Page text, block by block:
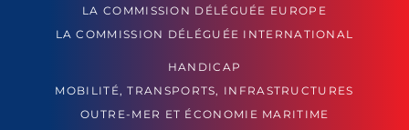
LA COMMISSION DÉLÉGUÉE EUROPE
LA COMMISSION DÉLÉGUÉE INTERNATIONAL
HANDICAP
MOBILITÉ, TRANSPORTS, INFRASTRUCTURES
OUTRE-MER ET ÉCONOMIE MARITIME